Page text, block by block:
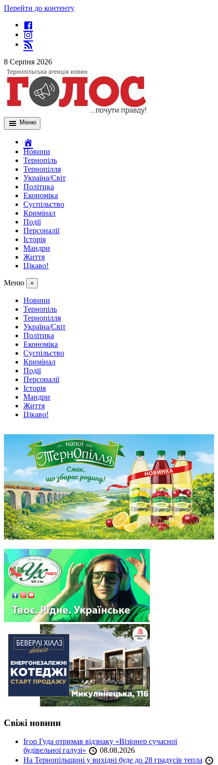
Перейти до контенту
8 Серпня 2026
Меню
Новини
Тернопіль
Тернопілля
Україна/Світ
Політика
Економіка
Суспільство
Кримінал
Події
Персоналії
Історія
Мандри
Життя
Цікаво!
Меню ×
Новини
Тернопіль
Тернопілля
Україна/Світ
Політика
Економіка
Суспільство
Кримінал
Події
Персоналії
Історія
Мандри
Життя
Цікаво!
Свіжі новини
Ігор Гуда отримав відзнаку «Візіонер сучасної
будівельної галузі»
08.08.2026
На Тернопільщині у вихідні буде до 28 градусів тепла